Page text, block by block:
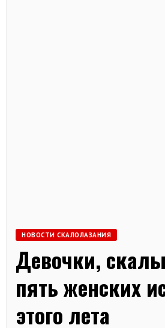
НОВОСТИ СКАЛОЛАЗАНИЯ
Девочки,
пять женских
этого лета